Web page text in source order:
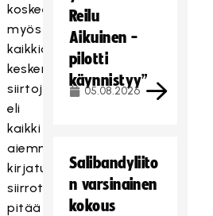
koskee
myös
kaikkia
keskeneräisiä
siirtoja,
eli
kaikki
aiemmin
kirjatut
siirrot
pitää
Reilu
Aikuinen -
pilotti
käynnistyy”
05.08.2026
Salibandyliito
n varsinainen
kokous